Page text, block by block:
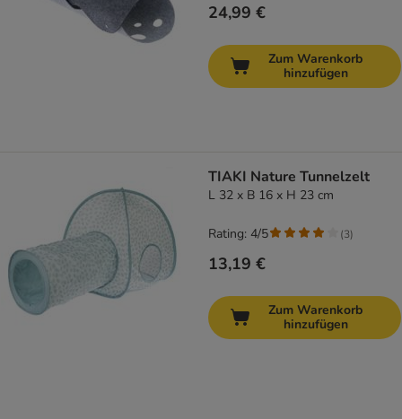
24,99 €
Zum Warenkorb
hinzufügen
TIAKI Nature Tunnelzelt
L 32 x B 16 x H 23 cm
13,19 €
Rating: 4/5 (3)
Zum Warenkorb
hinzufügen